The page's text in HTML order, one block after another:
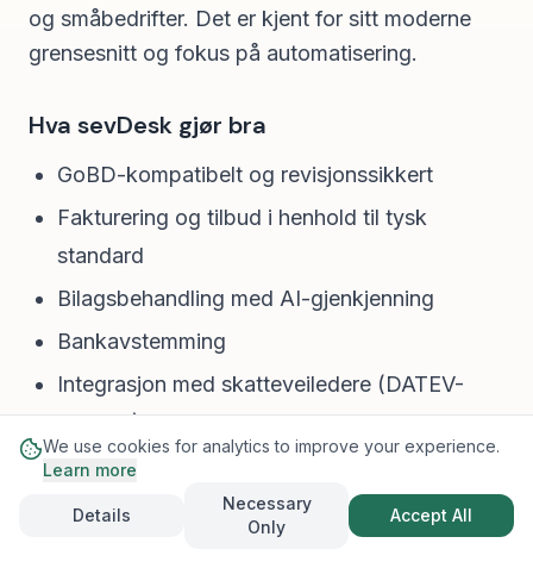
og småbedrifter. Det er kjent for sitt moderne
grensesnitt og fokus på automatisering.
Hva sevDesk gjør bra
GoBD-kompatibelt og revisjonssikkert
Fakturering og tilbud i henhold til tysk
standard
Bilagsbehandling med AI-gjenkjenning
Bankavstemming
Integrasjon med skatteveiledere (DATEV-
eksport)
CRM-funksjonalitet
sevDesk Priser (2026)
We use cookies for analytics to improve your experience.
Learn more
Details
Necessary
Only
Accept All